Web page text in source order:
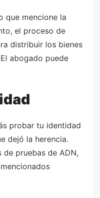
que mencione la
el proceso de
distribuir los bienes
abogado puede
probar tu identidad
dejó la herencia.
de pruebas de ADN,